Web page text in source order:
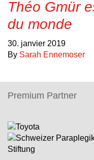
Théo Gmür
du monde
30. janvier 2019
By Sarah Ennemoser
Premium Partner